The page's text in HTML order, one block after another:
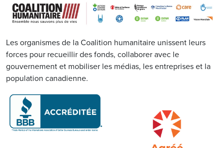
Image
Les organismes de la Coalition humanitaire unissent leurs
forces pour recueillir des fonds, collaborer avec le
gouvernement et mobiliser les médias, les entreprises et la
population canadienne.
Image